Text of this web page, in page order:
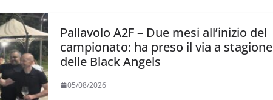
Pallavolo A2F – Due mesi all’inizio del
campionato: ha preso il via a stagione
delle Black Angels
05/08/2026